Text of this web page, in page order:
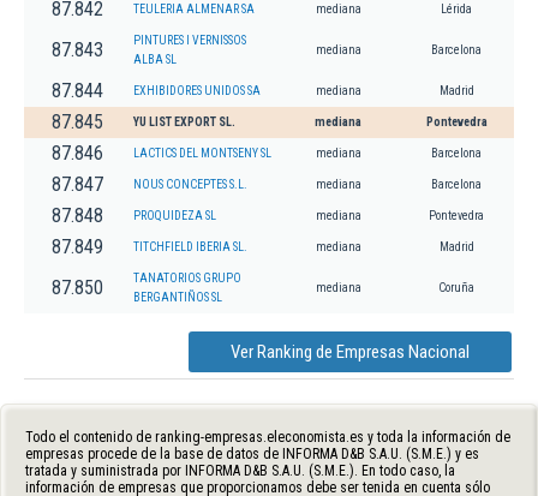
87.842 TEULERIA ALMENAR SA mediana Lérida
87.843
PINTURES I VERNISSOS
ALBA SL
mediana Barcelona
87.844 EXHIBIDORES UNIDOS SA mediana Madrid
87.845 YU LIST EXPORT SL. mediana Pontevedra
87.846 LACTICS DEL MONTSENY SL mediana Barcelona
87.847 NOUS CONCEPTES S.L. mediana Barcelona
87.848 PROQUIDEZA SL mediana Pontevedra
87.849 TITCHFIELD IBERIA SL. mediana Madrid
87.850
TANATORIOS GRUPO
BERGANTIÑOS SL
mediana Coruña
Ver Ranking de Empresas Nacional
Todo el contenido de ranking-empresas.eleconomista.es y toda la información de
empresas procede de la base de datos de INFORMA D&B S.A.U. (S.M.E.) y es
tratada y suministrada por INFORMA D&B S.A.U. (S.M.E.). En todo caso, la
información de empresas que proporcionamos debe ser tenida en cuenta sólo